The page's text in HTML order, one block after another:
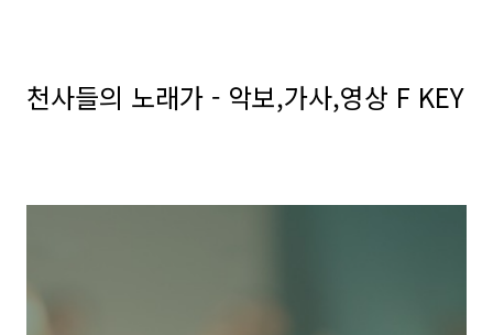
천사들의 노래가 - 악보,가사,영상 F KEY